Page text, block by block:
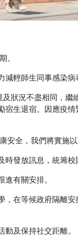
。
輕師生同事感染病
狀況不盡相同，
生退宿。因應疫
全，我們將實施以
發放訊息，統籌校
有關安排。
在等候政府隔離
及保持社交距離。